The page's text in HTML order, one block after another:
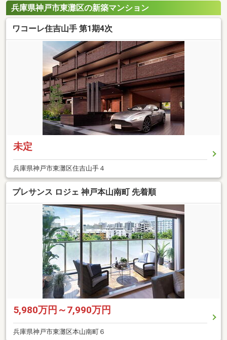
兵庫県神戸市東灘区の新築マンション
ワコーレ住吉山手 第1期4次
未定
兵庫県神戸市東灘区住吉山手４
プレサンス ロジェ 神戸本山南町 先着順
5,980万円～7,990万円
兵庫県神戸市東灘区本山南町６